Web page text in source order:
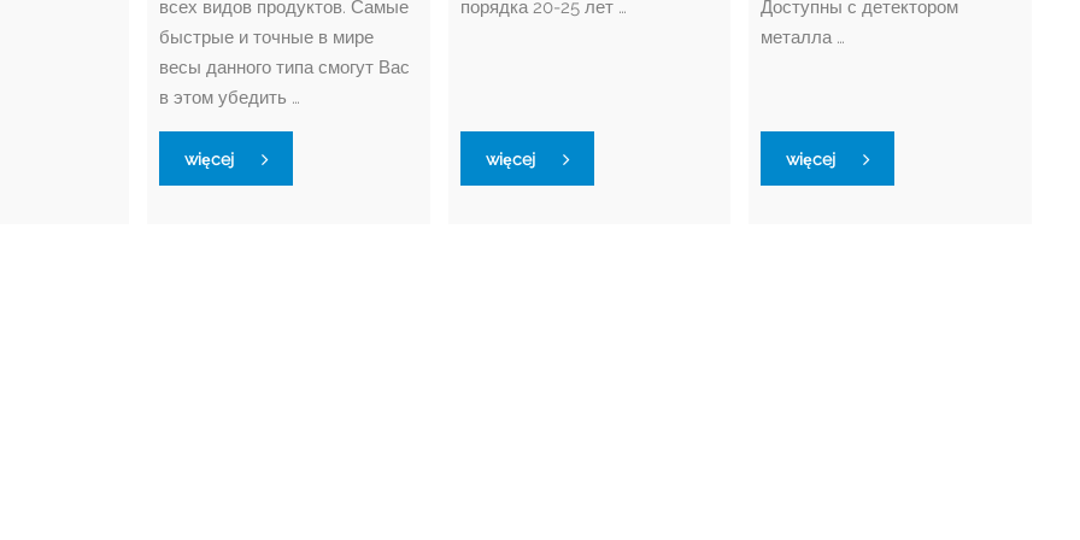
всех видов продуктов. Самые
быстрые и точные в мире
весы данного типа смогут Вас
в этом убедить …
więcej
порядка 20-25 лет …
więcej
Доступны с детектором
металла …
więcej